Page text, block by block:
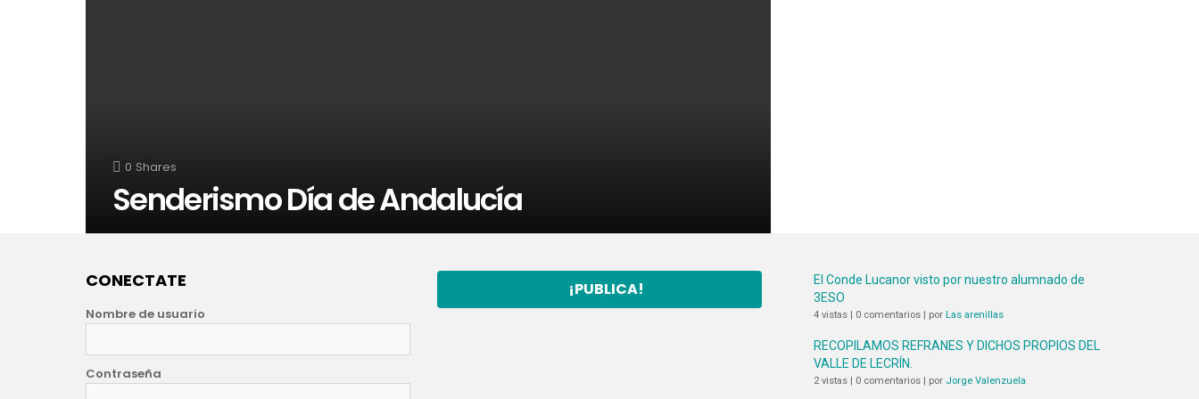
0 Shares
Senderismo Día de Andalucía
CONECTATE
Nombre de usuario
Contraseña
¡PUBLICA!
El Conde Lucanor visto por nuestro alumnado de
3ESO
4 vistas 0 comentarios por Las arenillas
RECOPILAMOS REFRANES Y DICHOS PROPIOS DEL
VALLE DE LECRÍN.
2 vistas 0 comentarios por Jorge Valenzuela